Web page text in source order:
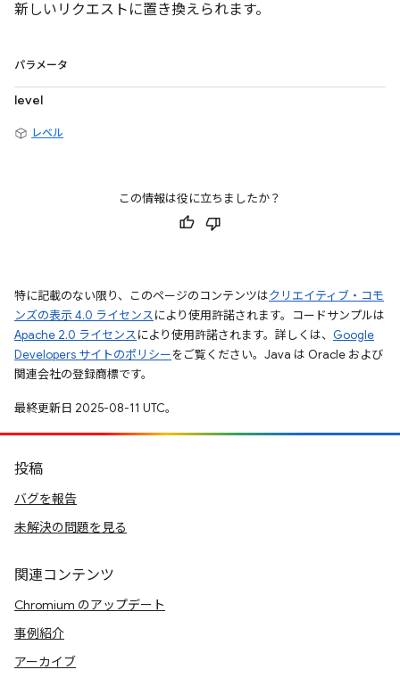
新しいリクエストに置き換えられます。
パラメータ
level
レベル
この情報は役に立ちましたか？
特に記載のない限り、このページのコンテンツはクリエイティブ・コモ
ンズの表示 4.0 ライセンスにより使用許諾されます。コードサンプルは
Apache 2.0 ライセンスにより使用許諾されます。詳しくは、 Google
Developers サイトのポリシーをご覧ください。Java は Oracle および
関連会社の登録商標です。
最終更新日 2025-08-11 UTC。
投稿
バグを報告
未解決の問題を見る
関連コンテンツ
Chromium のアップデート
事例紹介
アーカイブ